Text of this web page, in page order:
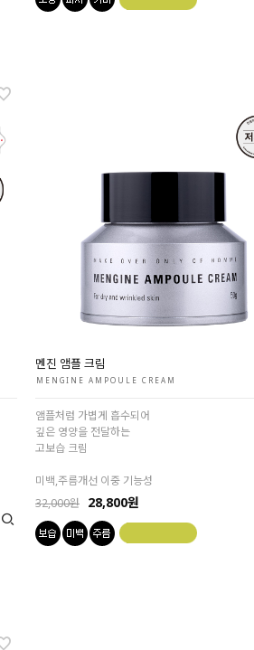
멘진 앰플 크림
MENGINE AMPOULE CREAM
앰플처럼 가볍게 흡수되어
깊은 영양을 전달하는
고보습 크림
미백,주름개선 이중 기능성
32,000원 28,800원